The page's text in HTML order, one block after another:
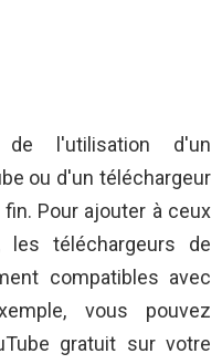
l'utilisation d'un
ou d'un téléchargeur
Pour ajouter à ceux
les téléchargeurs de
compatibles avec
vous pouvez
gratuit sur votre